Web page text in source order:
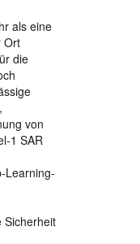
als eine
Ort
die
von
1 SAR
Learning-
Sicherheit